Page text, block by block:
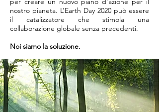
nostro pianeta. L’Earth Day 2020 può essere
il catalizzatore che stimola una
collaborazione globale senza precedenti.
Noi siamo la soluzione.